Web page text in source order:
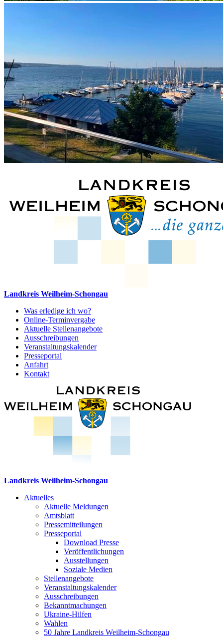
Landkreis Weilheim-Schongau
Was erledige ich wo?
Online-Terminvergabe
Aktuelle Stellenangebote
Ausschreibungen
Veranstaltungskalender
Presseportal
Anfahrt
Kontakt
Landkreis Weilheim-Schongau
Aktuelles
Aktuelle Meldungen
Amtsblatt
Pressemitteilungen
Presseportal
Download Presse
Veröffentlichungen
Ausstellungen
Soziale Medien
Stellenangebote
Veranstaltungskalender
Ausschreibungen
Bekanntmachungen
Ukraine-Hilfen
Wahlen
50 Jahre Landkreis Weilheim-Schongau